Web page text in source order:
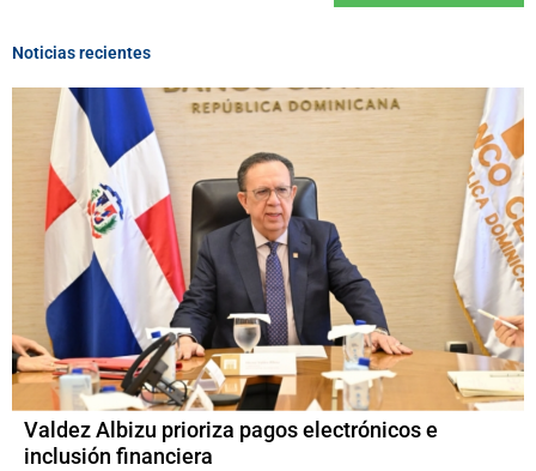
Noticias recientes
Valdez Albizu prioriza pagos electrónicos e
inclusión financiera